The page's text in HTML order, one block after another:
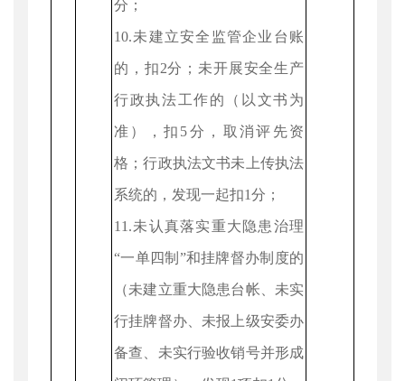
分；
10.未建立安全监管企业台账
的，扣2分；未开展安全生产
行政执法工作的（以文书为
准），扣5分，取消评先资
格；行政执法文书未上传执法
系统的，发现一起扣1分；
11.未认真落实重大隐患治理
“一单四制”和挂牌督办制度的
（未建立重大隐患台帐、未实
行挂牌督办、未报上级安委办
备查、未实行验收销号并形成